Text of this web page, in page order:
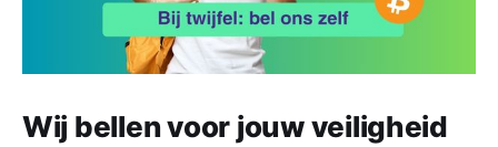
Wij bellen voor jouw veiligheid